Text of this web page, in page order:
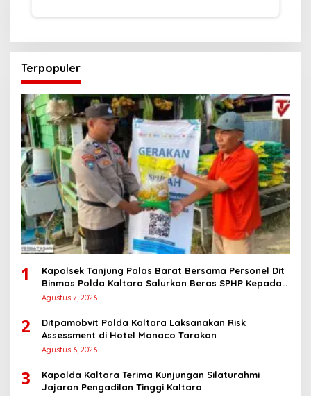
Terpopuler
1
Kapolsek Tanjung Palas Barat Bersama Personel Dit
Binmas Polda Kaltara Salurkan Beras SPHP Kepada
Masyarakat
Agustus 7, 2026
2
Ditpamobvit Polda Kaltara Laksanakan Risk
Assessment di Hotel Monaco Tarakan
Agustus 6, 2026
3
Kapolda Kaltara Terima Kunjungan Silaturahmi
Jajaran Pengadilan Tinggi Kaltara